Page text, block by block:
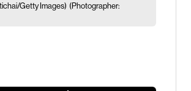
Getty Images) (Photographer: